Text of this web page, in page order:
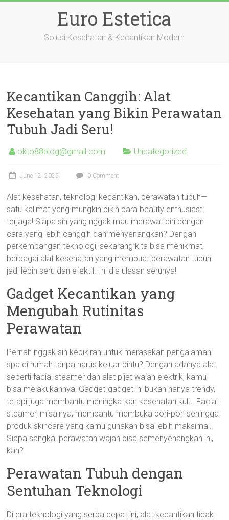
Euro Estetica
Solusi Kesehatan & Kecantikan Modern
Kecantikan Canggih: Alat
Kesehatan yang Bikin Perawatan
Tubuh Jadi Seru!
okto88blog@gmail.com Uncategorized
June 12, 2025 0 Comment
Alat kesehatan, teknologi kecantikan, perawatan tubuh—
satu kalimat yang mungkin bikin para beauty enthusiast
terjaga! Siapa sih yang nggak mau merawat diri dengan
cara yang lebih canggih dan menyenangkan? Dengan
perkembangan teknologi, sekarang kita bisa menikmati
berbagai alat kesehatan yang membuat perawatan tubuh
jadi lebih seru dan efektif. Ini dia ulasan serunya!
Gadget Kecantikan yang
Mengubah Rutinitas
Perawatan
Pernah nggak sih kepikiran untuk merasakan pengalaman
spa di rumah tanpa harus keluar pintu? Dengan adanya alat
seperti facial steamer dan alat pijat wajah elektrik, kamu
bisa melakukannya! Gadget-gadget ini bukan hanya trendy,
tetapi juga membantu meningkatkan kesehatan kulit. Facial
steamer, misalnya, membantu membuka pori-pori sehingga
produk skincare yang kamu gunakan bisa lebih maksimal.
Siapa sangka, perawatan wajah bisa semenyenangkan ini,
kan?
Perawatan Tubuh dengan
Sentuhan Teknologi
Di era teknologi yang serba cepat ini, alat kecantikan tidak